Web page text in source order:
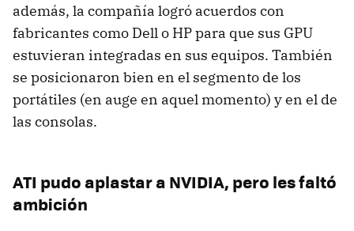
además, la compañía logró acuerdos con
fabricantes como Dell o HP para que sus GPU
estuvieran integradas en sus equipos. También
se posicionaron bien en el segmento de los
portátiles (en auge en aquel momento) y en el de
las consolas.
ATI pudo aplastar a NVIDIA, pero les faltó
ambición